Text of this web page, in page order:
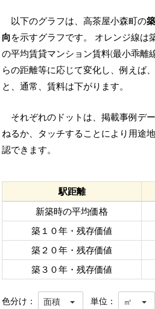
以下のグラフは、高茶屋小森町の
向を示すグラフです。 オレンジ線は
の平均賃貸マンション賃料(最小乖離
らの距離等に応じて変化し、例えば
と、通常、賃料は下がります。
それぞれのドットは、掲載事例デ
ねるか、タッチすることにより用途
認できます。
駅距離
新築時の平均価格
築１０年・残存価値
築２０年・残存価値
築３０年・残存価値
色分け： 面積 単位： ㎡